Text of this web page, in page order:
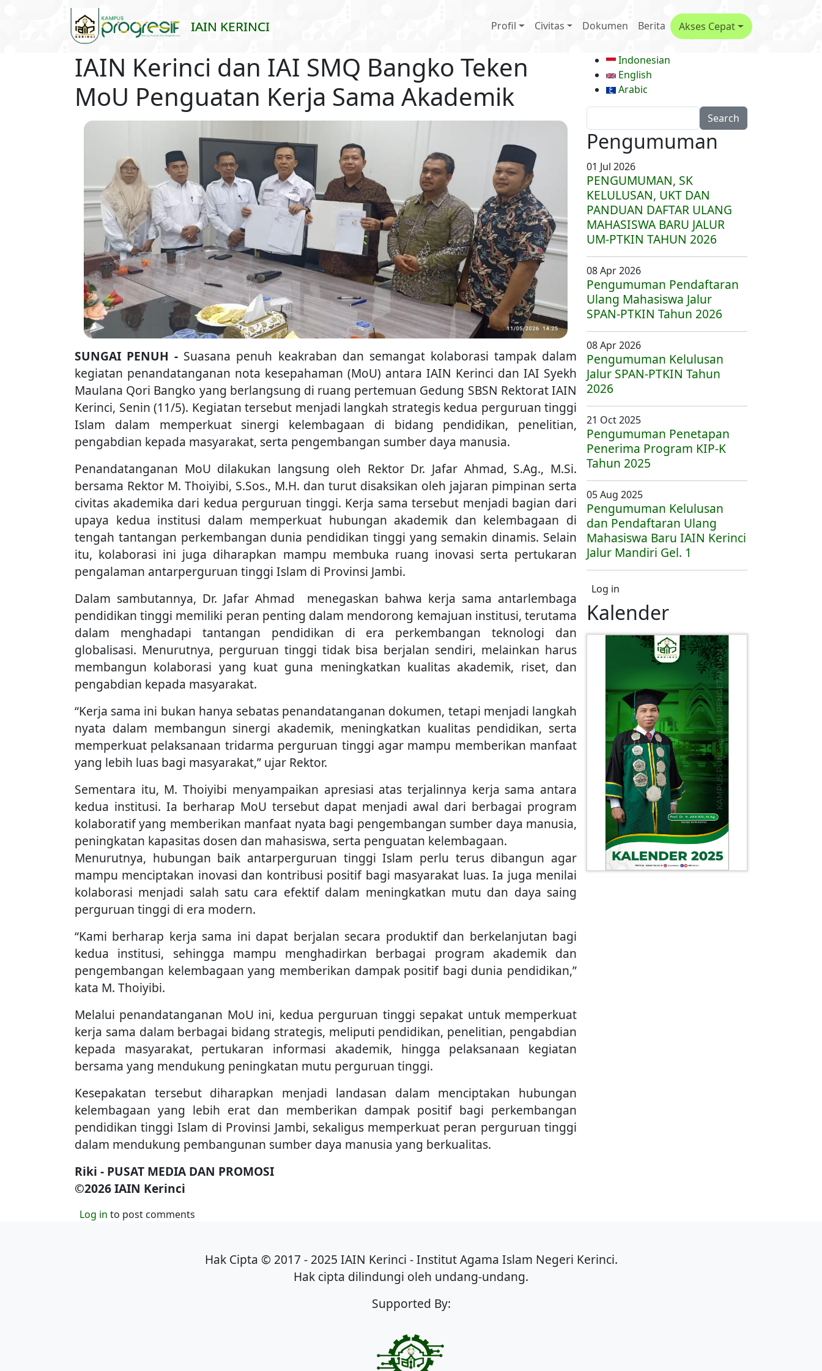
Skip to main content
IAIN KERINCI Main menu
Profil Civitas Dokumen Berita Akses Cepat
IAIN Kerinci dan IAI SMQ Bangko Teken
MoU Penguatan Kerja Sama Akademik
SUNGAI PENUH - Suasana penuh keakraban dan semangat kolaborasi tampak dalam
kegiatan penandatanganan nota kesepahaman (MoU) antara IAIN Kerinci dan IAI Syekh
Maulana Qori Bangko yang berlangsung di ruang pertemuan Gedung SBSN Rektorat IAIN
Kerinci, Senin (11/5). Kegiatan tersebut menjadi langkah strategis kedua perguruan tinggi
Islam dalam memperkuat sinergi kelembagaan di bidang pendidikan, penelitian,
pengabdian kepada masyarakat, serta pengembangan sumber daya manusia.
Penandatanganan MoU dilakukan langsung oleh Rektor Dr. Jafar Ahmad, S.Ag., M.Si.
bersama Rektor M. Thoiyibi, S.Sos., M.H. dan turut disaksikan oleh jajaran pimpinan serta
civitas akademika dari kedua perguruan tinggi. Kerja sama tersebut menjadi bagian dari
upaya kedua institusi dalam memperkuat hubungan akademik dan kelembagaan di
tengah tantangan perkembangan dunia pendidikan tinggi yang semakin dinamis. Selain
itu, kolaborasi ini juga diharapkan mampu membuka ruang inovasi serta pertukaran
pengalaman antarperguruan tinggi Islam di Provinsi Jambi.
Dalam sambutannya, Dr. Jafar Ahmad menegaskan bahwa kerja sama antarlembaga
pendidikan tinggi memiliki peran penting dalam mendorong kemajuan institusi, terutama
dalam menghadapi tantangan pendidikan di era perkembangan teknologi dan
globalisasi. Menurutnya, perguruan tinggi tidak bisa berjalan sendiri, melainkan harus
membangun kolaborasi yang kuat guna meningkatkan kualitas akademik, riset, dan
pengabdian kepada masyarakat.
“Kerja sama ini bukan hanya sebatas penandatanganan dokumen, tetapi menjadi langkah
nyata dalam membangun sinergi akademik, meningkatkan kualitas pendidikan, serta
memperkuat pelaksanaan tridarma perguruan tinggi agar mampu memberikan manfaat
yang lebih luas bagi masyarakat,” ujar Rektor.
Sementara itu, M. Thoiyibi menyampaikan apresiasi atas terjalinnya kerja sama antara
kedua institusi. Ia berharap MoU tersebut dapat menjadi awal dari berbagai program
kolaboratif yang memberikan manfaat nyata bagi pengembangan sumber daya manusia,
peningkatan kapasitas dosen dan mahasiswa, serta penguatan kelembagaan.
Menurutnya, hubungan baik antarperguruan tinggi Islam perlu terus dibangun agar
mampu menciptakan inovasi dan kontribusi positif bagi masyarakat luas. Ia juga menilai
kolaborasi menjadi salah satu cara efektif dalam meningkatkan mutu dan daya saing
perguruan tinggi di era modern.
“Kami berharap kerja sama ini dapat berjalan secara produktif dan berkelanjutan bagi
kedua institusi, sehingga mampu menghadirkan berbagai program akademik dan
pengembangan kelembagaan yang memberikan dampak positif bagi dunia pendidikan,”
kata M. Thoiyibi.
Melalui penandatanganan MoU ini, kedua perguruan tinggi sepakat untuk memperkuat
kerja sama dalam berbagai bidang strategis, meliputi pendidikan, penelitian, pengabdian
kepada masyarakat, pertukaran informasi akademik, hingga pelaksanaan kegiatan
bersama yang mendukung peningkatan mutu perguruan tinggi.
Kesepakatan tersebut diharapkan menjadi landasan dalam menciptakan hubungan
kelembagaan yang lebih erat dan memberikan dampak positif bagi perkembangan
pendidikan tinggi Islam di Provinsi Jambi, sekaligus memperkuat peran perguruan tinggi
dalam mendukung pembangunan sumber daya manusia yang berkualitas.
Riki - PUSAT MEDIA DAN PROMOSI
©2026 IAIN Kerinci
Log in to post comments
Indonesian
English
Arabic
Pengumuman
01 Jul 2026
PENGUMUMAN, SK
KELULUSAN, UKT DAN
PANDUAN DAFTAR ULANG
MAHASISWA BARU JALUR
UM-PTKIN TAHUN 2026
08 Apr 2026
Pengumuman Pendaftaran
Ulang Mahasiswa Jalur
SPAN-PTKIN Tahun 2026
08 Apr 2026
Pengumuman Kelulusan
Jalur SPAN-PTKIN Tahun
2026
21 Oct 2025
Pengumuman Penetapan
Penerima Program KIP-K
Tahun 2025
05 Aug 2025
Pengumuman Kelulusan
dan Pendaftaran Ulang
Mahasiswa Baru IAIN Kerinci
Jalur Mandiri Gel. 1
User account menu
Log in
Kalender
Hak Cipta © 2017 - 2025 IAIN Kerinci - Institut Agama Islam Negeri Kerinci.
Hak cipta dilindungi oleh undang-undang.
Supported By: